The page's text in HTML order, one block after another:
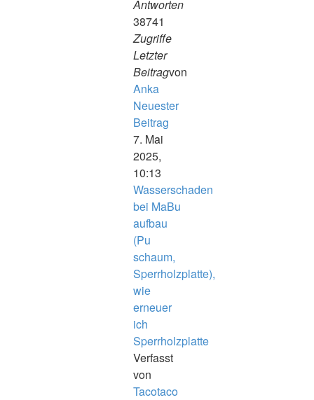
Antworten
38741
Zugriffe
Letzter
Beitragvon
Anka
Neuester
Beitrag
7. Mai
2025,
10:13
Wasserschaden
bei MaBu
aufbau
(Pu
schaum,
Sperrholzplatte),
wie
erneuer
ich
Sperrholzplatte
Verfasst
von
Tacotaco